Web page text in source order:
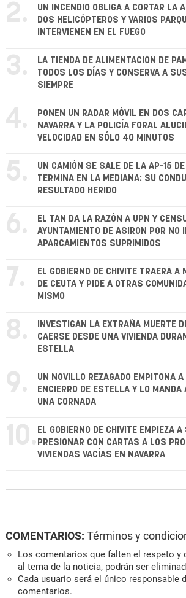
2.
UN INCENDIO OBLIGA A CORTAR LA
DOS HELICÓPTEROS Y VARIOS
INTERVIENEN EN EL FUEGO
3.
LA TIENDA DE ALIMENTACIÓN DE
TODOS LOS DÍAS Y CONSERVA A
SIEMPRE
4.
PONEN UN RADAR MÓVIL EN DOS
NAVARRA Y LA POLICÍA FORAL
VELOCIDAD EN SÓLO 40 MINUTOS
5.
UN CAMIÓN SE SALE DE LA AP-15 DE
TERMINA EN LA MEDIANA: SU
RESULTADO HERIDO
6.
EL TAN DA LA RAZÓN A UPN Y
AYUNTAMIENTO DE ASIRON POR NO
APARCAMIENTOS SUPRIMIDOS
7.
EL GOBIERNO DE CHIVITE TRAERÁ A
DE CEUTA Y PIDE A OTRAS
MISMO
8.
INVESTIGAN LA EXTRAÑA MUERTE
CAERSE DESDE UNA VIVIENDA
ESTELLA
9.
UN NOVILLO REZAGADO EMPITONA
ENCIERRO DE ESTELLA Y LO MANDA
UNA CORNADA
10. EL GOBIERNO DE CHIVITE EMPIEZA
PRESIONAR CON CARTAS A LOS
VIVIENDAS VACÍAS EN NAVARRA
COMENTARIOS: Términos y
Los comentarios que falten el respeto y
al tema de la noticia, podrán ser
Cada usuario será el único responsable
comentarios.